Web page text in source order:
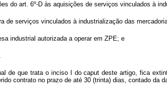
do art. 6º-D às aquisições de serviços vinculados à
de serviços vinculados à industrialização das
industrial autorizada a operar em ZPE; e
de que trata o inciso I docaput deste artigo, fica
contrato no prazo de até 30 (trinta) dias, contado da